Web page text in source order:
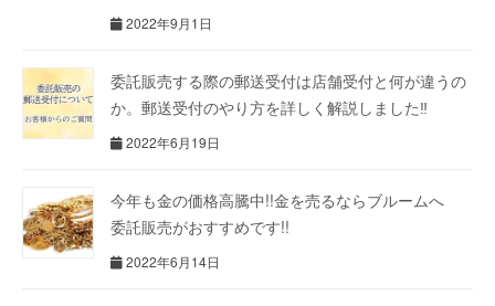
2022年9月1日
委託販売する際の郵送受付は店舗受付と何が違うの
か。郵送受付のやり方を詳しく解説しました‼
2022年6月19日
今年も金の価格高騰中!!金を売るならブルームへ
委託販売がおすすめです!!
2022年6月14日